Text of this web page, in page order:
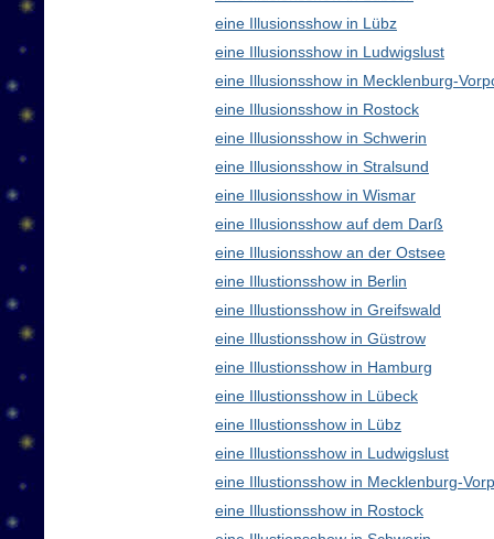
eine Illusionsshow in Lübz
eine Illusionsshow in Ludwigslust
eine Illusionsshow in Mecklenburg-
eine Illusionsshow in Rostock
eine Illusionsshow in Schwerin
eine Illusionsshow in Stralsund
eine Illusionsshow in Wismar
eine Illusionsshow auf dem Darß
eine Illusionsshow an der Ostsee
eine Illustionsshow in Berlin
eine Illustionsshow in Greifswald
eine Illustionsshow in Güstrow
eine Illustionsshow in Hamburg
eine Illustionsshow in Lübeck
eine Illustionsshow in Lübz
eine Illustionsshow in Ludwigslust
eine Illustionsshow in Mecklenburg-
eine Illustionsshow in Rostock